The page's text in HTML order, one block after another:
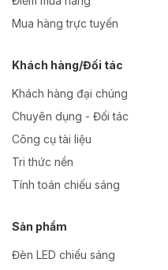
Mua hàng trực tuyến
Khách hàng/Đối tác
Khách hàng đại chúng
Chuyên dụng - Đối tác
Công cụ tài liệu
Tri thức nền
Tính toán chiếu sáng
Sản phẩm
Đèn LED chiếu sáng